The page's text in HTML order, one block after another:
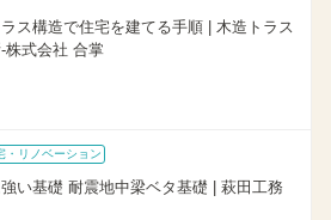
ス構造で住宅を建てる手順 | 木造トラス
株式会社 合掌
・リノベーション
い基礎 耐震地中梁ベタ基礎 | 萩田工務